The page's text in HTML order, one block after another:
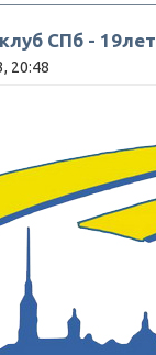
СПб - 19лет
20:48